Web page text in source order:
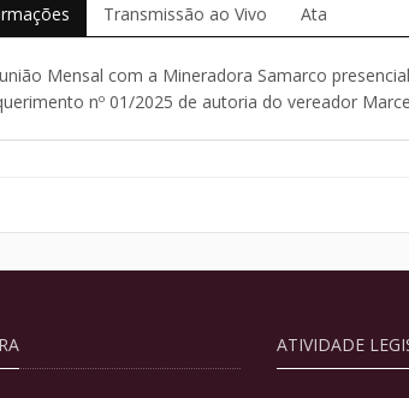
Transmissão ao Vivo Ata
Mensal com a Mineradora Samarco
nº 01/2025 de autoria do vereador
ATIVIDADE